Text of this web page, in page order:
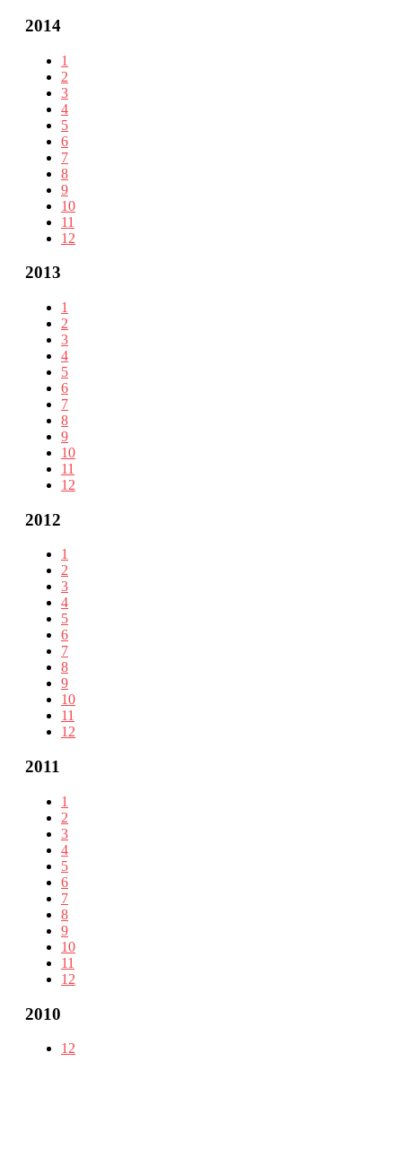
2014
1
2
3
4
5
6
7
8
9
10
11
12
2013
1
2
3
4
5
6
7
8
9
10
11
12
2012
1
2
3
4
5
6
7
8
9
10
11
12
2011
1
2
3
4
5
6
7
8
9
10
11
12
2010
12